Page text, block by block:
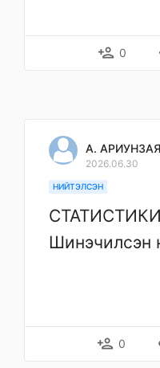
person_add 0
А.
2026.06.30
НИЙТЭЛСЭН
Шинэчилсэн
person_add 0